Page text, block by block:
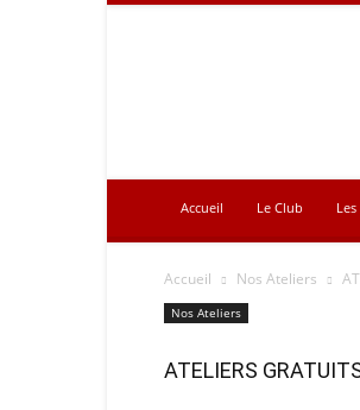
Accueil Le Club
Accueil Nos Ateliers
Nos Ateliers
ATELIERS